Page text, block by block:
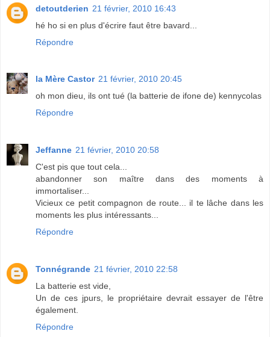
detoutderien 21 février, 2010 16:43
hé ho si en plus d'écrire faut être bavard...
Répondre
la Mère Castor 21 février, 2010 20:45
oh mon dieu, ils ont tué (la batterie de ifone de) kennycolas
Répondre
Jeffanne 21 février, 2010 20:58
C'est pis que tout cela...
abandonner son maître dans des moments à
immortaliser...
Vicieux ce petit compagnon de route... il te lâche dans les
moments les plus intéressants...
Répondre
Tonnégrande 21 février, 2010 22:58
La batterie est vide,
Un de ces jpurs, le propriétaire devrait essayer de l'être
également.
Répondre